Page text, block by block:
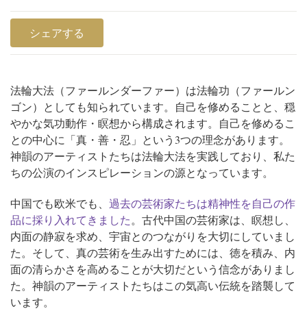
シェアする
法輪大法（ファールンダーファー）は法輪功（ファールン
ゴン）としても知られています。自己を修めることと、穏
やかな気功動作・瞑想から構成されます。自己を修めるこ
との中心に「真・善・忍」という3つの理念があります。
神韻のアーティストたちは法輪大法を実践しており、私た
ちの公演のインスピレーションの源となっています。
中国でも欧米でも、 過去の芸術家たちは精神性を自己の作
品に採り入れてきました。古代中国の芸術家は、瞑想し、
内面の静寂を求め、宇宙とのつながりを大切にしていまし
た。そして、真の芸術を生み出すためには、徳を積み、内
面の清らかさを高めることが大切だという信念がありまし
た。神韻のアーティストたちはこの気高い伝統を踏襲して
います。